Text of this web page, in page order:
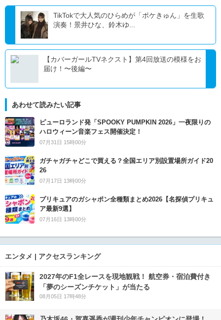
TikTokで大人気のひらめが「ポケきゅん」を生歌
演奏！景井ひな、鈴木ゆ...
【カバーガールTVネクスト】第4回放送の模様をお
届け！〜後編〜
あわせて読みたい記事
ピューロランド発「SPOOKY PUMPKIN 2026」一夜限りの
ハロウィーン音楽フェス開催決定！
07月31日 15時00分
ガチャガチャどこで買える？全国エリア別設置場所ガイド20
26
07月17日 13時00分
プリキュアのガシャポン全種類まとめ2026【名探偵プリキュ
ア最新9選】
07月16日 13時00分
エンタメ | アクセスランキング
2027年のF1全レースを現地観戦！ 航空券・宿泊費付き
「夢のシーズンチケット」が当たる
08月05日 17時48分